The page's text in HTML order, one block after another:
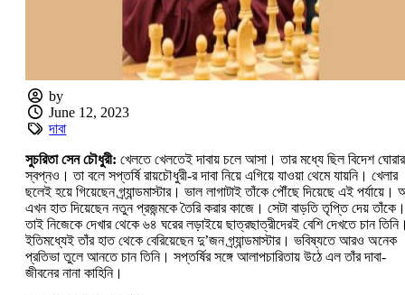
by
June 12, 2023
দাবা
সুচরিতা সেন চৌধুরী: খেলতে খেলতেই দাবায় চলে আসা। তার মধ্যে ছিল বিদেশ ঘোরার
স্বপ্নও। তা বলে সপ্তর্ষি রায়চৌধুরী-র দাবা নিয়ে এগিয়ে যাওয়া থেমে যায়নি। খেলার
ছলেই হয়ে গিয়েছেন গ্র্যান্ডমাস্টার। ভাল লাগাটাই তাঁকে পৌঁছে দিয়েছে এই পর্যায়ে।
এখন হাত দিয়েছেন নতুন প্রজন্মকে তৈরি করার কাজে। সেটা বাড়তি তৃপ্তি দেয় তাঁকে।
তাই নিজেকে দেখার থেকে ৬৪ ঘরের লড়াইয়ে ছাত্রছাত্রীদেরই বেশি দেখতে চান
ইতিমধ্যেই তাঁর হাত থেকে বেরিয়েছেন দু’জন গ্র্যান্ডমাস্টার। ভবিষ্যতে আরও অনেক
প্রতিভা তুলে আনতে চান তিনি। সপ্তর্ষির সঙ্গে আলাপচারিতায় উঠে এল তাঁর দাবা-
জীবনের নানা কাহিনি।